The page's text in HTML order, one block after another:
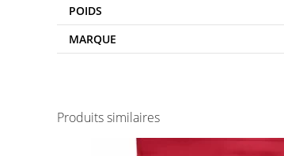
POIDS
MARQUE
Produits similaires